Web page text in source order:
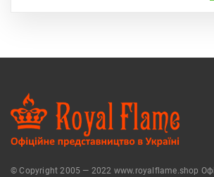
© Copyright 2005 — 2022 www.royalflame.shop